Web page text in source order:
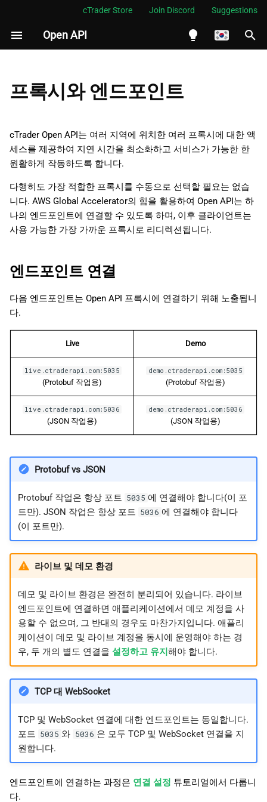
cTrader Store Join Discord Suggestions
Open API
العربية
Indonesia
ไทย
Tiếng Việt
한국어
검
초엔드포인트 연결
프록시와 엔드포인트
cTrader Open API는 여러 지역에 위치한 여러 프록시에 대한 액
세스를 제공하여 지연 시간을 최소화하고 서비스가 가능한 한
원활하게 작동하도록 합니다.
다행히도 가장 적합한 프록시를 수동으로 선택할 필요는 없습
니다. AWS Global Accelerator의 힘을 활용하여 Open API는 하
나의 엔드포인트에 연결할 수 있도록 하며, 이후 클라이언트는
사용 가능한 가장 가까운 프록시로 리디렉션됩니다.
엔드포인트 연결
다음 엔드포인트는 Open API 프록시에 연결하기 위해 노출됩니
다.
Live Demo
live.ctraderapi.com:5035
(Protobuf 작업용)
demo.ctraderapi.com:5035
(Protobuf 작업용)
live.ctraderapi.com:5036
(JSON 작업용)
demo.ctraderapi.com:5036
(JSON 작업용)
Protobuf vs JSON
Protobuf 작업은 항상 포트 5035 에 연결해야 합니다(이 포
트만). JSON 작업은 항상 포트
5036 에 연결해야 합니다
(이 포트만).
라이브 및 데모 환경
데모 및 라이브 환경은 완전히 분리되어 있습니다. 라이브
엔드포인트에 연결하면 애플리케이션에서 데모 계정을 사
용할 수 없으며, 그 반대의 경우도 마찬가지입니다. 애플리
케이션이 데모 및 라이브 계정을 동시에 운영해야 하는 경
우, 두 개의 별도 연결을 설정하고 유지해야 합니다.
TCP 대 WebSocket
TCP 및 WebSocket 연결에 대한 엔드포인트는 동일합니다.
포트
5035 와 5036 은 모두 TCP 및 WebSocket 연결을 지
원합니다.
엔드포인트에 연결하는 과정은 연결 설정 튜토리얼에서 다룹니
다.